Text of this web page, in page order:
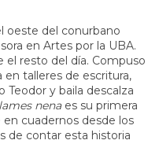
oeste del conurbano
en Artes por la UBA.
el resto del día. Compuso
en talleres de escritura,
Teodor y baila descalza
nenaes su primera
cuadernos desde los
de contar esta historia